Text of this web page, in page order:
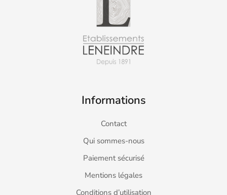
Informations
Contact
Qui sommes-nous
Paiement sécurisé
Mentions légales
Conditions d’utilisation